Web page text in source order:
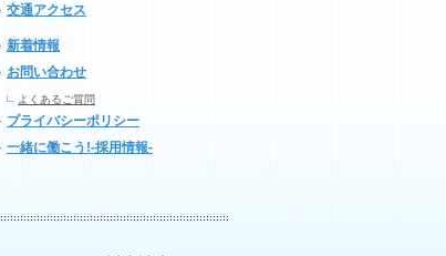
交通アクセス
新着情報
お問い合わせ
よくあるご質問
プライバシーポリシー
一緒に働こう!-採用情報-